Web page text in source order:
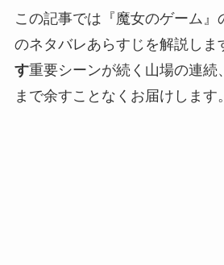
この記事では『魔女のゲーム』
のネタバレあらすじを解説しま
す重要シーンが続く山場の連続
まで余すことなくお届けします。